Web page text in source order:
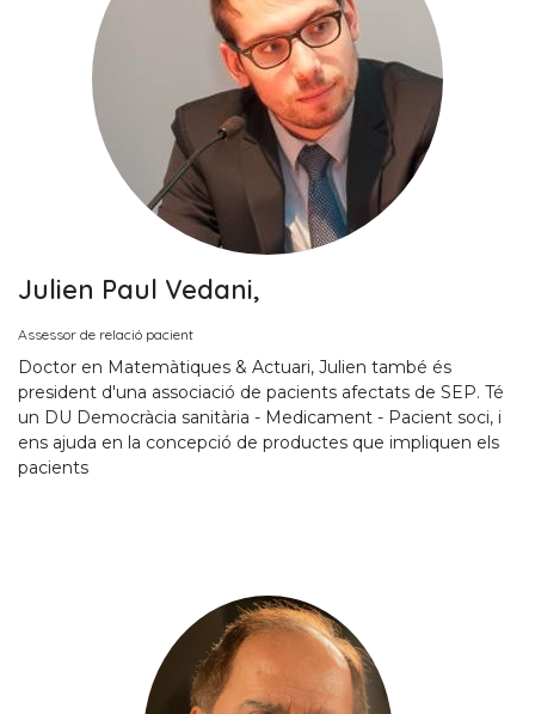
Julien Paul Vedani,
Assessor de relació pacient
Doctor en Matemàtiques & Actuari, Julien també és
president d'una associació de pacients afectats de SEP. Té
un DU Democràcia sanitària - Medicament - Pacient soci, i
ens ajuda en la concepció de productes que impliquen els
pacients